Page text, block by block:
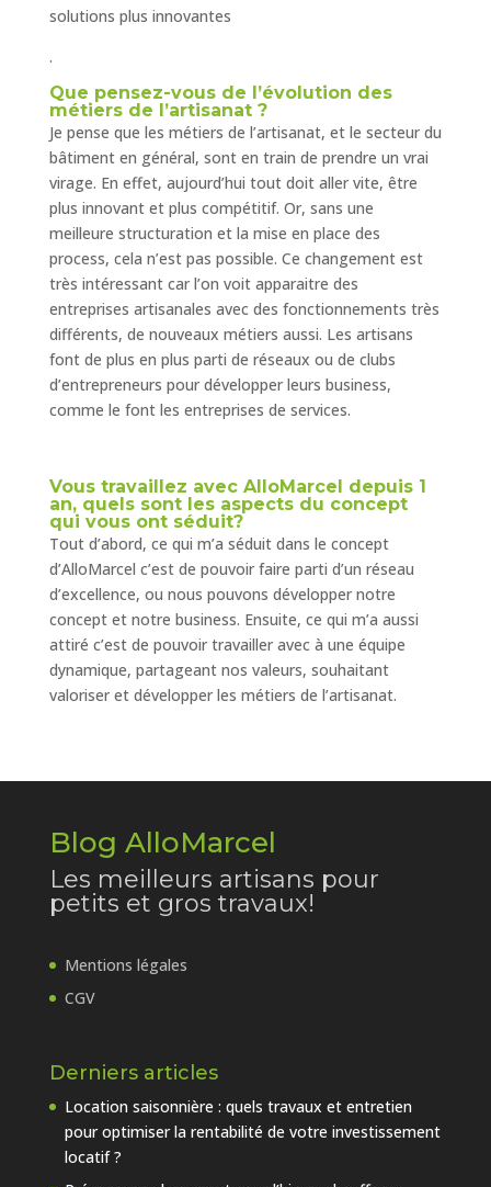
solutions plus innovantes
.
Que pensez-vous de l’évolution des
métiers de l’artisanat ?
Je pense que les métiers de l’artisanat, et le secteur du
bâtiment en général, sont en train de prendre un vrai
virage. En effet, aujourd’hui tout doit aller vite, être
plus innovant et plus compétitif. Or, sans une
meilleure structuration et la mise en place des
process, cela n’est pas possible. Ce changement est
très intéressant car l’on voit apparaitre des
entreprises artisanales avec des fonctionnements très
différents, de nouveaux métiers aussi. Les artisans
font de plus en plus parti de réseaux ou de clubs
d’entrepreneurs pour développer leurs business,
comme le font les entreprises de services.
Vous travaillez avec AlloMarcel depuis 1
an, quels sont les aspects du concept
qui vous ont séduit?
Tout d’abord, ce qui m’a séduit dans le concept
d’AlloMarcel c’est de pouvoir faire parti d’un réseau
d’excellence, ou nous pouvons développer notre
concept et notre business. Ensuite, ce qui m’a aussi
attiré c’est de pouvoir travailler avec à une équipe
dynamique, partageant nos valeurs, souhaitant
valoriser et développer les métiers de l’artisanat.
Blog AlloMarcel
Les meilleurs artisans pour
petits et gros travaux!
Mentions légales
CGV
Derniers articles
Location saisonnière : quels travaux et entretien
pour optimiser la rentabilité de votre investissement
locatif ?